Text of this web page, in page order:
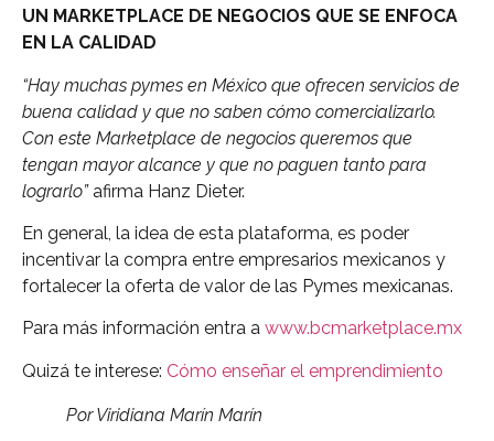
UN MARKETPLACE DE NEGOCIOS QUE SE ENFOCA
EN LA CALIDAD
“Hay muchas pymes en México que ofrecen servicios de
buena calidad y que no saben cómo comercializarlo.
Con este Marketplace de negocios queremos que
tengan mayor alcance y que no paguen tanto para
lograrlo”afirma Hanz Dieter.
En general, la idea de esta plataforma, es poder
incentivar la compra entre empresarios mexicanos y
fortalecer la oferta de valor de las Pymes mexicanas.
Para más información entra a www.bcmarketplace.mx
Quizá te interese: Cómo enseñar el emprendimiento
Por Viridiana Marín Marín